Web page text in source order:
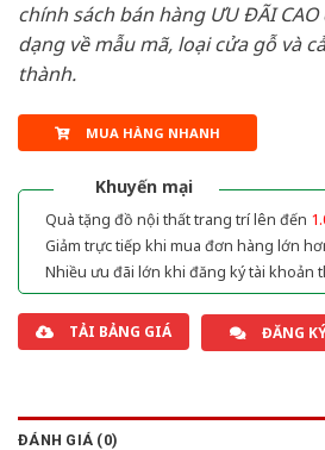
chính sách bán hàng ƯU ĐÃI
dạng về mẫu mã, loại cửa gỗ và
thành.
MUA HÀNG NHANH
Khuyến mại
Quà tặng đồ nội thất trang trí lên đến
Giảm trực tiếp khi mua đơn hàng lớn
Nhiều ưu đãi lớn khi đăng ký tài khoản
TẢI BẢNG GIÁ ĐĂNG
ĐÁNH GIÁ (0)